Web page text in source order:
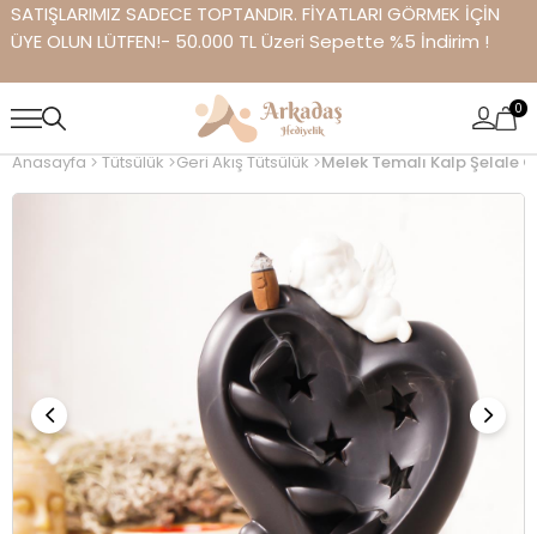
SATIŞLARIMIZ SADECE TOPTANDIR. FİYATLARI GÖRMEK İÇİN
ÜYE OLUN LÜTFEN!- 50.000 TL Üzeri Sepette %5 İndirim !
0
Anasayfa Tütsülük Geri Akış Tütsülük Melek Temalı Kalp Şelale